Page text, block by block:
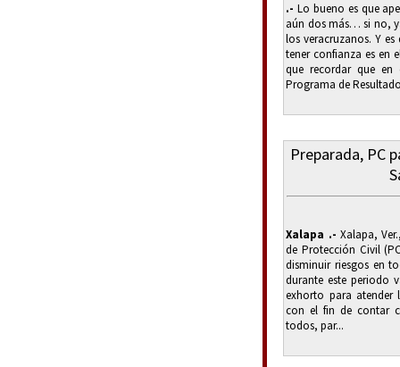
.- Lo bueno es que
aún dos más… si no,
los veracruzanos. Y
tener confianza es en
que recordar que en
Programa de
Preparada, PC
Xalapa .- Xalapa,
de Protección Civil
disminuir riesgos en
durante este periodo
exhorto para atender
con el fin de contar
todos, par...